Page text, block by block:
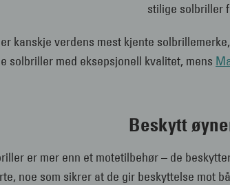
stilige solbriller
kanskje verdens mest kjente
solbriller med eksepsjonell kvalitet, mens
Beskytt
er mer enn et motetilbehør – de
noe som sikrer at de gir beskyttelse mot